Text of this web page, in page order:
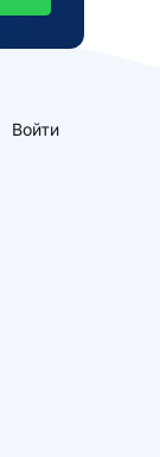
Войти